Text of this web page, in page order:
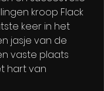
kroop Flack
keer in het
jasje van de
vaste plaats
hart van